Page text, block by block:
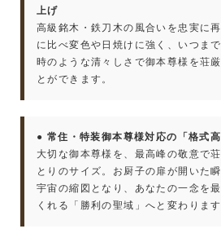
上げ
高級銘木・鉄刀木の風合いを忠実に
に比べ変色や日焼けに強く、いつま
時のような清々しさで御本尊様を荘
とができます。
● 常住・特装御本尊様対応の「格式高
大切な御本尊様を、最高峰の敬意で
とりのサイズ。お厨子の扉が開いた
宇宙の縮図となり、あなたの一念を
くれる「勝利の聖域」へと変わります